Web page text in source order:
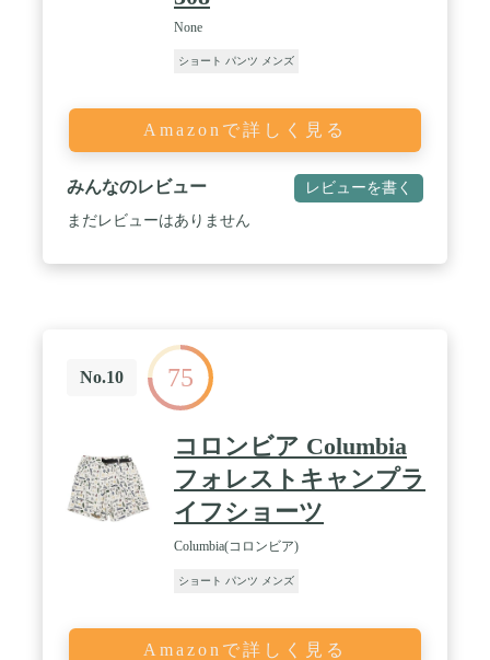
None
ショート パンツ メンズ
Amazonで詳しく見る
みんなのレビュー レビューを書く
まだレビューはありません
No.10 75
コロンビア Columbia
フォレストキャンプラ
イフショーツ
Columbia(コロンビア)
ショート パンツ メンズ
Amazonで詳しく見る